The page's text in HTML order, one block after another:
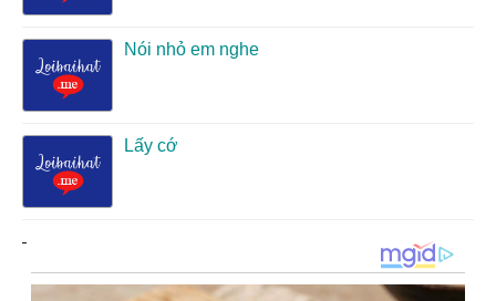
Nói nhỏ em nghe
Lấy cớ